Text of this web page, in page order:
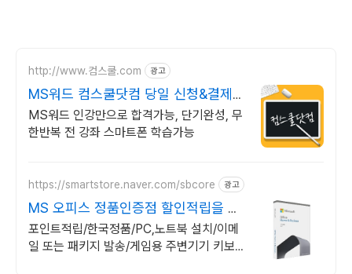
http://www.컴스쿨.com 광고
MS워드 컴스쿨닷컴 당일 신청&결제시
기프티콘!
MS워드 인강만으로 합격가능, 단기완성, 무
한반복 전 강좌 스마트폰 학습가능
https://smartstore.naver.com/sbcore 광고
MS 오피스 정품인증점 할인적립을 확
인하세요!
포인트적립/한국정품/PC,노트북 설치/이메
일 또는 패키지 발송/게임용 주변기기 키보